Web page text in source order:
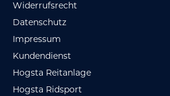
Widerrufsrecht
Datenschutz
Impressum
Kundendienst
Hogsta Reitanlage
Hogsta Ridsport